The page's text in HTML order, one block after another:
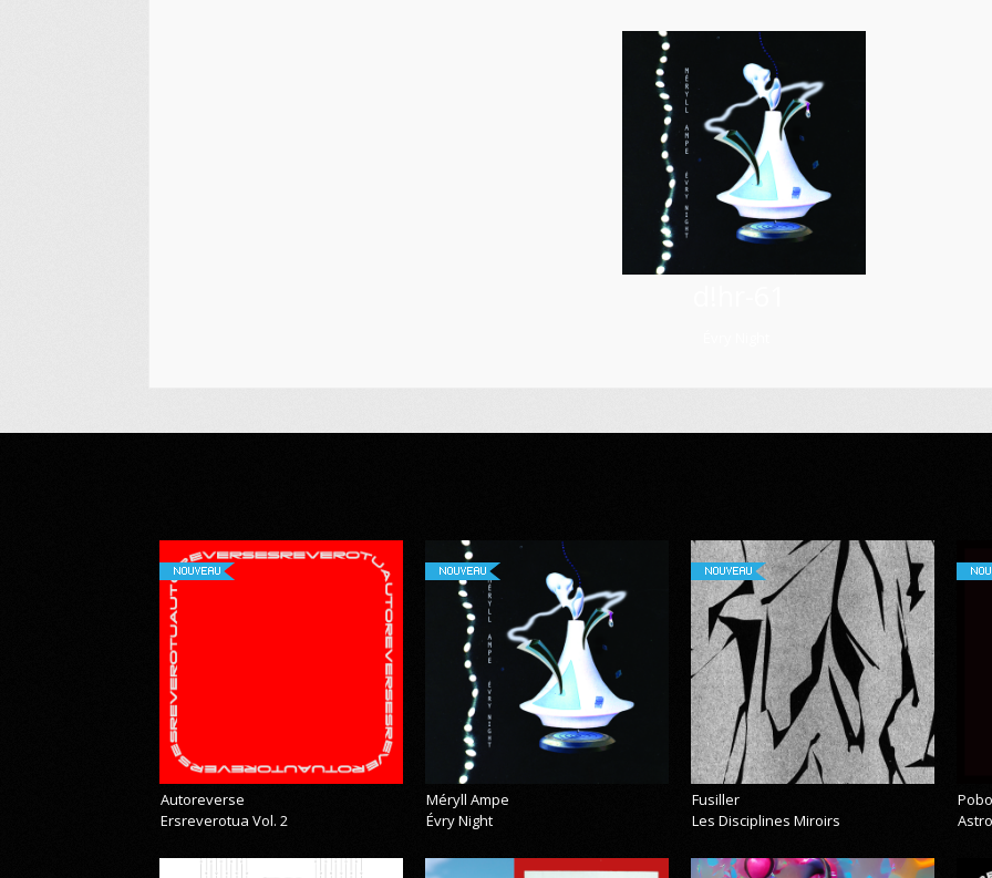
NOUVEAU
Autoreverse
Ersreverotua Vol. 2
NOUVEAU
Méryll Ampe
Évry Night
NOUVEAU
Fusiller
Les Disciplines Miroirs